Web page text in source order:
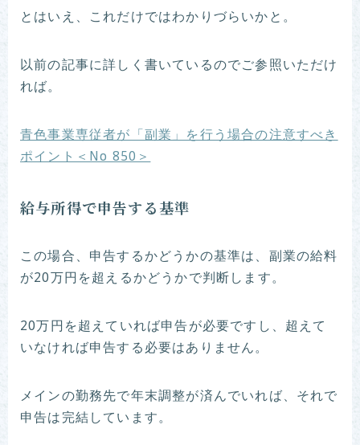
とはいえ、これだけではわかりづらいかと。
以前の記事に詳しく書いているのでご参照いただけ
れば。
青色事業専従者が「副業」を行う場合の注意すべき
ポイント＜No 850＞
給与所得で申告する基準
この場合、申告するかどうかの基準は、副業の給料
が20万円を超えるかどうかで判断します。
20万円を超えていれば申告が必要ですし、超えて
いなければ申告する必要はありません。
メインの勤務先で年末調整が済んでいれば、それで
申告は完結しています。